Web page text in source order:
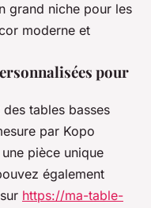
grand niche pour les
moderne et
pour
tables basses
par Kopo
pièce unique
également
https://ma-table-